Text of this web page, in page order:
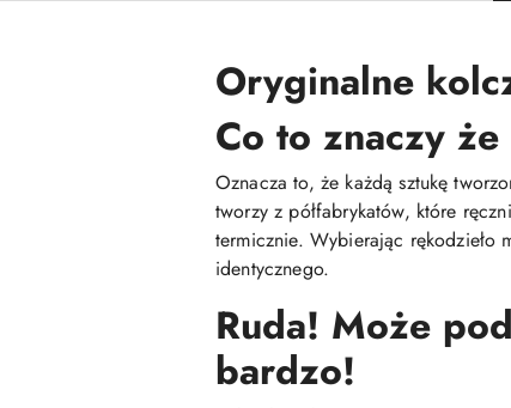
Oryginalne
Co to znaczy
Oznacza to, że każdą sztukę
tworzy z półfabrykatów, które
termicznie. Wybierając rękodzieło
identycznego.
Ruda! Może
bardzo!